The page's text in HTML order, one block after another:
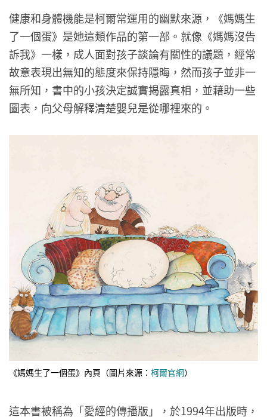
健康和身體機能是柯爾常運用的幽默來源，《媽媽生
了一個蛋》是她這類作品的第一部。就像《媽媽沒告
訴我》一樣，成人面對孩子談論有關性的議題，經常
故意表現出無知的態度來保持隱晦，然而孩子並非一
無所知，書中的小孩決定誠實揭露真相，並藉助一些
圖表，向父母解釋清楚嬰兒是從哪裡來的。
《媽媽生了一個蛋》內頁（圖片來源： 柯爾官網）
這本書被稱為「愛經的傳播版」，於1994年出版時，